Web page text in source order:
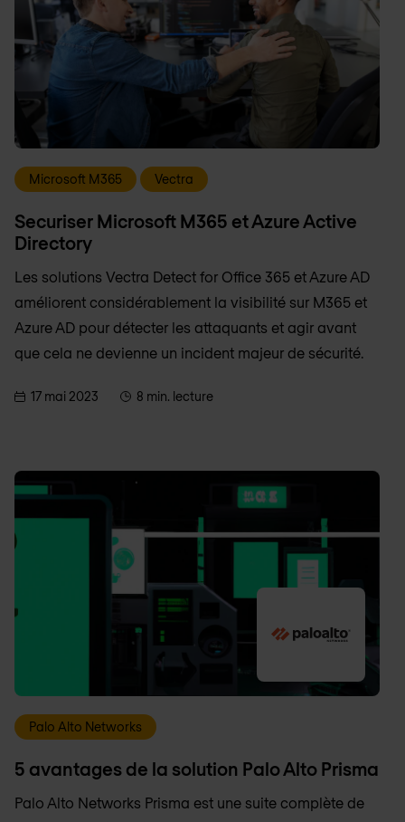
Microsoft M365 Vectra
Securiser Microsoft M365 et Azure Active
Directory
Les solutions Vectra Detect for Office 365 et Azure AD
améliorent considérablement la visibilité sur M365 et
Azure AD pour détecter les attaquants et agir avant
que cela ne devienne un incident majeur de sécurité.
17 mai 2023 8 min. lecture
Palo Alto Networks
5 avantages de la solution Palo Alto Prisma
Palo Alto Networks Prisma est une suite complète de